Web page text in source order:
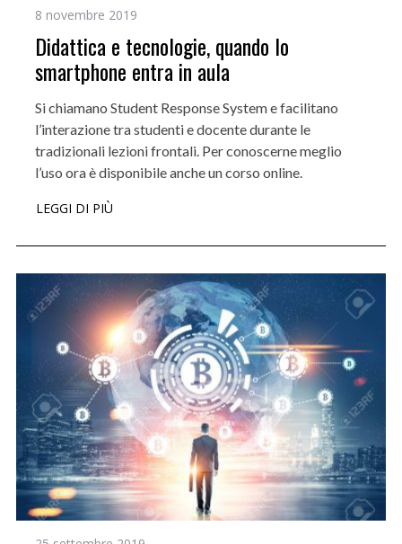
8 novembre 2019
Didattica e tecnologie, quando lo
smartphone entra in aula
Si chiamano Student Response System e facilitano
l’interazione tra studenti e docente durante le
tradizionali lezioni frontali. Per conoscerne meglio
l’uso ora è disponibile anche un corso online.
LEGGI DI PIÙ